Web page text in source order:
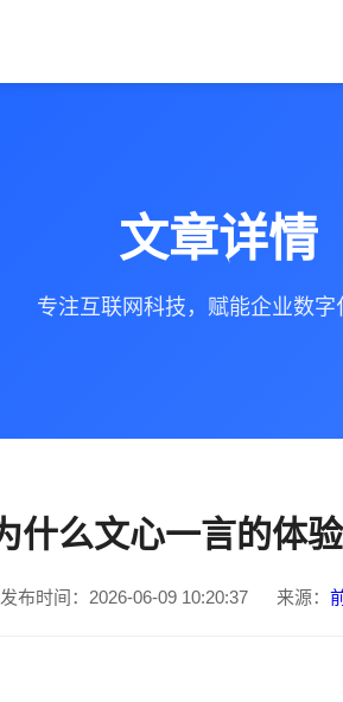
文章详情
专注互联网科技，赋能企业数字
什么文心一言的体
发布时间：2026-06-09 10:20:37 来源：